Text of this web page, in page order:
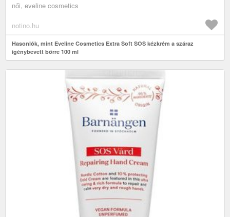
női, eveline cosmetics
notino.hu
Hasonlók, mint Eveline Cosmetics Extra Soft SOS kézkrém a száraz
igénybevett bőrre 100 ml